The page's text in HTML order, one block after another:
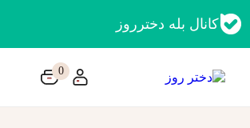
کانال بله دخترروز
0